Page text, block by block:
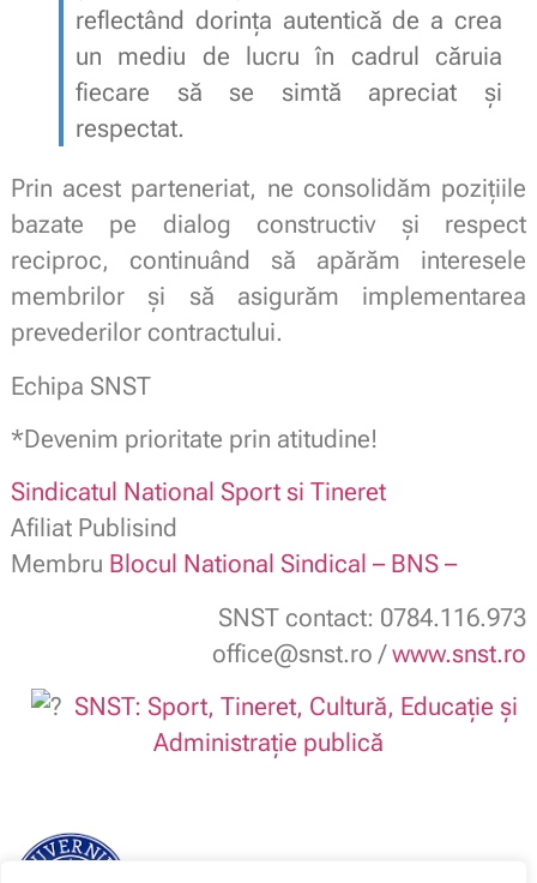
reflectând dorința autentică de a crea
un mediu de lucru în cadrul căruia
fiecare să se simtă apreciat și
respectat.
Prin acest parteneriat, ne consolidăm pozițiile
bazate pe dialog constructiv și respect
reciproc, continuând să apărăm interesele
membrilor și să asigurăm implementarea
prevederilor contractului.
Echipa SNST
*Devenim prioritate prin atitudine!
Sindicatul National Sport si Tineret
Afiliat Publisind
Membru Blocul National Sindical – BNS –
SNST contact: 0784.116.973
office@snst.ro /www.snst.ro
SNST: Sport, Tineret, Cultură, Educație și
Administrație publică